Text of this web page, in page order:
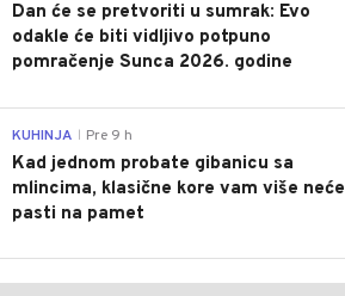
Dan će se pretvoriti u sumrak: Evo
odakle će biti vidljivo potpuno
pomračenje Sunca 2026. godine
KUHINJA Pre 9 h
Kad jednom probate gibanicu sa
mlincima, klasične kore vam više neće
pasti na pamet